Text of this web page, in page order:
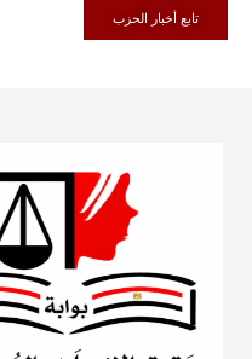
تابع أخبار الحزب